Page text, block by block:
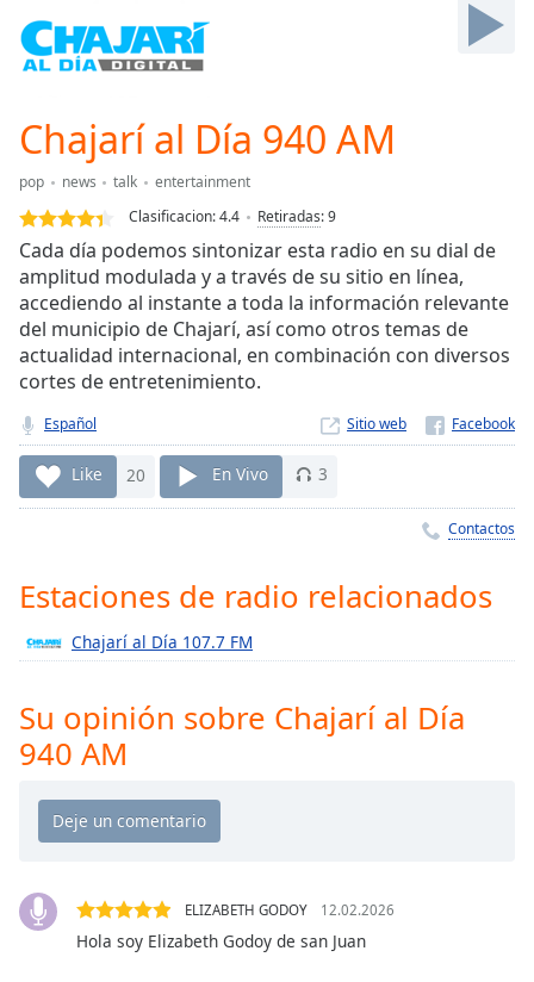
Backward
Skip
Forward
Current
Time 0:00
Duration
Loaded:
0.00%
Stream
TypeLIVE
Seek to
live,
currently
behind
Remaining
Time-
Descriptions
descriptions
selected
subtitles
settings,
Chajarí al Día 940 AM
pop news talk
entertainment
Clasificacion:4.4 Retiradas:9
Cada día podemos sintonizar esta radio en su dial de
amplitud modulada y a través de su sitio en línea,
accediendo al instante a toda la información relevante
del municipio de Chajarí, así como otros temas de
actualidad internacional, en combinación con diversos
cortes de entretenimiento.
Español Sitio web
Like 20 En Vivo 3
Contactos
Estaciones de radio relacionados
Chajarí al Día 107.7 FM
Su opinión sobre Chajarí al Día
940 AM
ELIZABETH GODOY 12.02.2026
Hola soy Elizabeth Godoy de san Juan